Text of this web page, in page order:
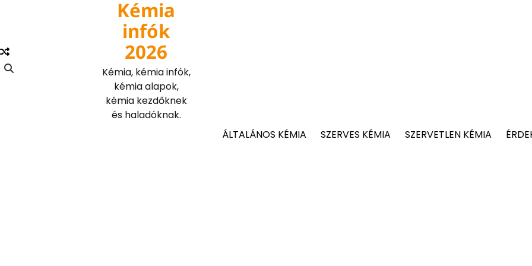
Kémia
infók
2026
Kémia, kémia infók,
kémia alapok,
kémia kezdőknek
és haladóknak.
ÁLTALÁNOS KÉMIA
SZERVES KÉMIA SZERVETLEN KÉMIA